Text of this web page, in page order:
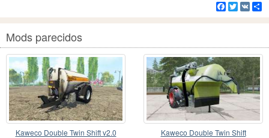
Facebook
Twitter
VK
Mods parecidos
Kaweco Double Twin Shift v2.0 Kaweco Double Twin Shift